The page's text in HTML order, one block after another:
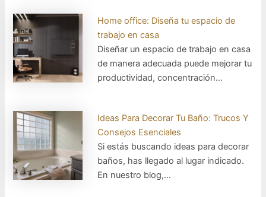
Home office: Diseña tu espacio de
trabajo en casa
Diseñar un espacio de trabajo en casa
de manera adecuada puede mejorar tu
productividad, concentración…
Ideas Para Decorar Tu Baño: Trucos Y
Consejos Esenciales
Si estás buscando ideas para decorar
baños, has llegado al lugar indicado.
En nuestro blog,…